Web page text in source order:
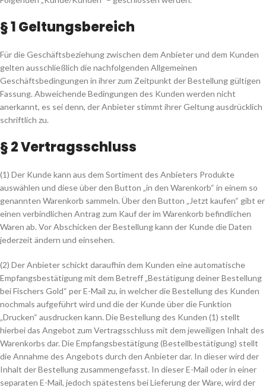
§ 1 Geltungsbereich
Für die Geschäftsbeziehung zwischen dem Anbieter und dem Kunden
gelten ausschließlich die nachfolgenden Allgemeinen
Geschäftsbedingungen in ihrer zum Zeitpunkt der Bestellung gültigen
Fassung. Abweichende Bedingungen des Kunden werden nicht
anerkannt, es sei denn, der Anbieter stimmt ihrer Geltung ausdrücklich
schriftlich zu.
§ 2 Vertragsschluss
(1) Der Kunde kann aus dem Sortiment des Anbieters Produkte
auswählen und diese über den Button „in den Warenkorb“ in einem so
genannten Warenkorb sammeln. Über den Button „Jetzt kaufen“ gibt er
einen verbindlichen Antrag zum Kauf der im Warenkorb befindlichen
Waren ab. Vor Abschicken der Bestellung kann der Kunde die Daten
jederzeit ändern und einsehen.
(2) Der Anbieter schickt daraufhin dem Kunden eine automatische
Empfangsbestätigung mit dem Betreff „Bestätigung deiner Bestellung
bei Fischers Gold“ per E-Mail zu, in welcher die Bestellung des Kunden
nochmals aufgeführt wird und die der Kunde über die Funktion
„Drucken“ ausdrucken kann. Die Bestellung des Kunden (1) stellt
hierbei das Angebot zum Vertragsschluss mit dem jeweiligen Inhalt des
Warenkorbs dar. Die Empfangsbestätigung (Bestellbestätigung) stellt
die Annahme des Angebots durch den Anbieter dar. In dieser wird der
Inhalt der Bestellung zusammengefasst. In dieser E-Mail oder in einer
separaten E-Mail, jedoch spätestens bei Lieferung der Ware, wird der